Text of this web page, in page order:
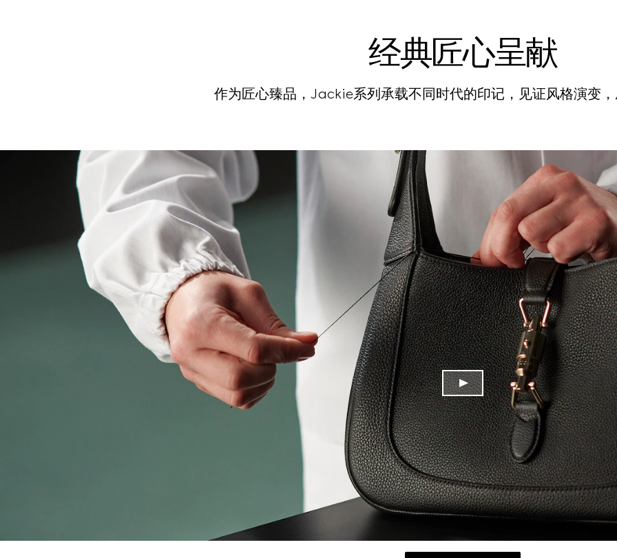
经典匠心呈献
作为匠心臻品，Jackie系列承载不同时代的印记，见证风格演变，